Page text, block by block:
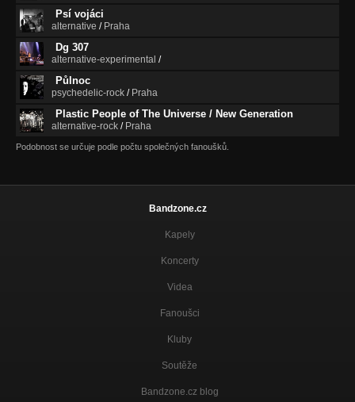
Psí vojáci
alternative / Praha
Dg 307
alternative-experimental /
Půlnoc
psychedelic-rock / Praha
Plastic People of The Universe / New Generation
alternative-rock / Praha
Podobnost se určuje podle počtu společných fanoušků.
Bandzone.cz
Kapely
Koncerty
Videa
Fanoušci
Kluby
Soutěže
Bandzone.cz blog